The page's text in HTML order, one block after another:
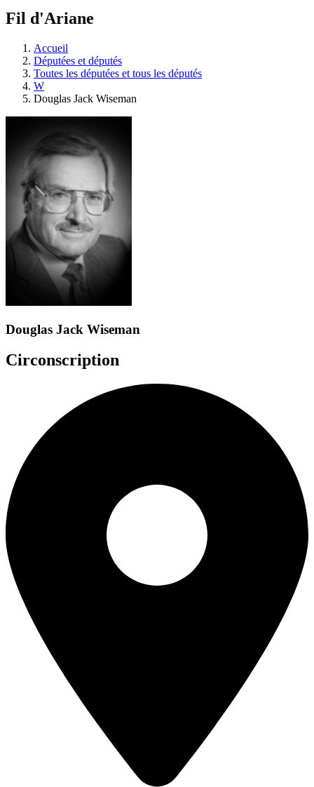
à
législative.
Fil d'Ariane
Accueil
Députées et députés
Toutes les députées et tous les députés
W
Douglas Jack Wiseman
Douglas Jack Wiseman
Circonscription